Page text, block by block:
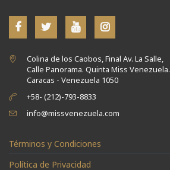
Colina de los Caobos, Final Av. La Salle,
Calle Panorama. Quinta Miss Venezuela.
Caracas - Venezuela 1050
+58- (212)-793-8833
info@missvenezuela.com
Términos y Condiciones
Política de Privacidad